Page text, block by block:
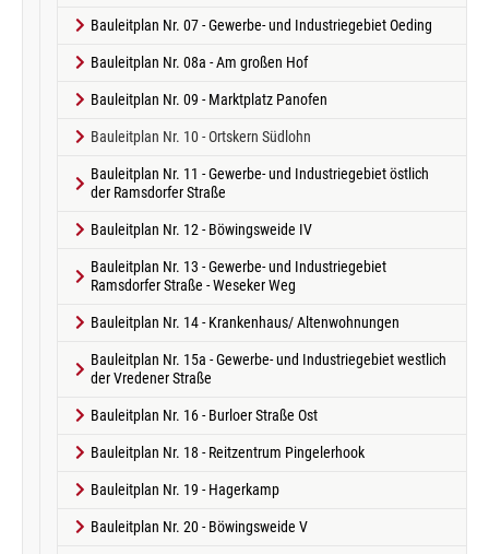
Bauleitplan Nr. 07 - Gewerbe- und Industriegebiet Oeding
Bauleitplan Nr. 08a - Am großen Hof
Bauleitplan Nr. 09 - Marktplatz Panofen
Bauleitplan Nr. 10 - Ortskern Südlohn
Bauleitplan Nr. 11 - Gewerbe- und Industriegebiet östlich
der Ramsdorfer Straße
Bauleitplan Nr. 12 - Böwingsweide IV
Bauleitplan Nr. 13 - Gewerbe- und Industriegebiet
Ramsdorfer Straße - Weseker Weg
Bauleitplan Nr. 14 - Krankenhaus/ Altenwohnungen
Bauleitplan Nr. 15a - Gewerbe- und Industriegebiet westlich
der Vredener Straße
Bauleitplan Nr. 16 - Burloer Straße Ost
Bauleitplan Nr. 18 - Reitzentrum Pingelerhook
Bauleitplan Nr. 19 - Hagerkamp
Bauleitplan Nr. 20 - Böwingsweide V